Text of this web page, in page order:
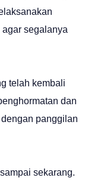
segalanya
telah kembali
dan
panggilan
sekarang.